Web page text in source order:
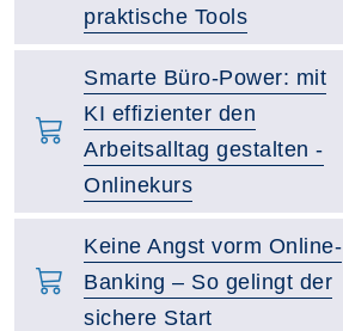
praktische Tools
Smarte Büro-Power: mit
KI effizienter den
Arbeitsalltag gestalten -
Onlinekurs
Keine Angst vorm Online-
Banking – So gelingt der
sichere Start